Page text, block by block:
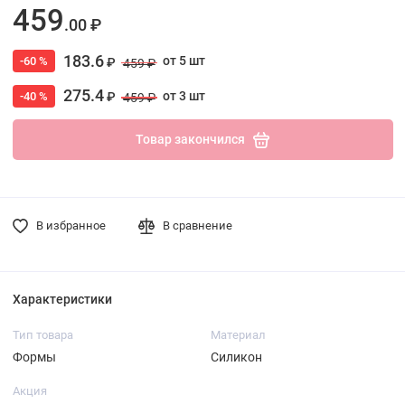
459.00 ₽
-60 % 183.6₽ 459 ₽ от 5 шт
-40 % 275.4₽ 459 ₽ от 3 шт
Товар закончился
В избранное В сравнение
Характеристики
Тип товара
Формы
Материал
Силикон
Акция